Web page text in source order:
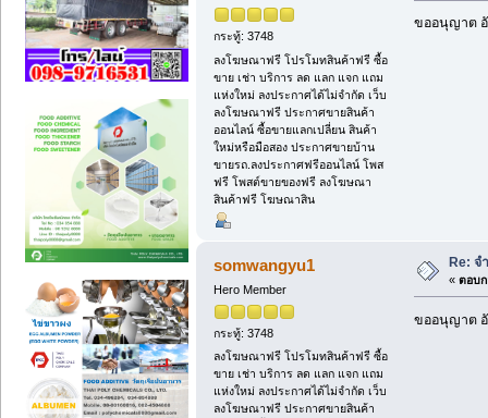
กระทู้: 3748
ลงโฆษณาฟรี โปรโมทสินค้าฟรี ซื้อ
ขาย เช่า บริการ ลด แลก แจก แถม
แห่งใหม่ ลงประกาศได้ไม่จำกัด เว็บ
ลงโฆษณาฟรี ประกาศขายสินค้า
ออนไลน์ ซื้อขายแลกเปลี่ยน สินค้า
ใหม่หรือมือสอง ประกาศขายบ้าน
ขายรถ.ลงประกาศฟรีออนไลน์ โพส
ฟรี โพสต์ขายของฟรี ลงโฆษณา
สินค้าฟรี โฆษณาสิน
ขออนุญาต
somwangyu1
Hero Member
กระทู้: 3748
ลงโฆษณาฟรี โปรโมทสินค้าฟรี ซื้อ
ขาย เช่า บริการ ลด แลก แจก แถม
แห่งใหม่ ลงประกาศได้ไม่จำกัด เว็บ
ลงโฆษณาฟรี ประกาศขายสินค้า
Re: จ
« ตอบก
ขออนุญาต